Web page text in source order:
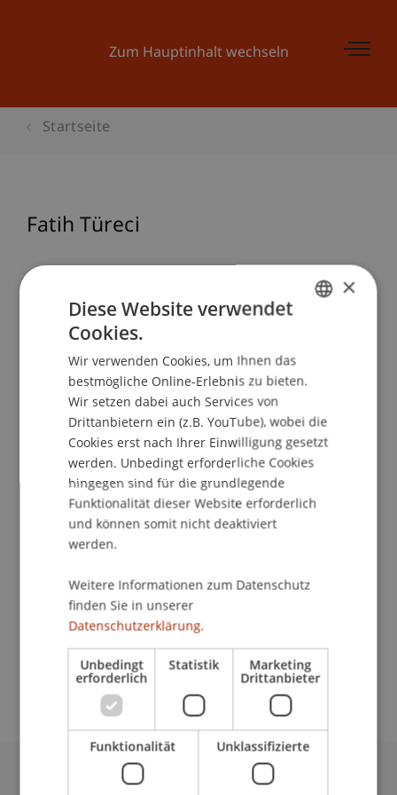
Zum Hauptinhalt wechseln
Startseite
Fatih Türeci
Studentischer Mitarbeiter
Earth Hub
Universität Liechtenstein
9490 Vaduz
Liechtenstein
fatih.tuereci@uni.li
Universität Liechtenstein
×
Diese Website verwendet
Cookies.
Wir verwenden Cookies, um Ihnen das
bestmögliche Online-Erlebnis zu bieten.
Wir setzen dabei auch Services von
Drittanbietern ein (z.B. YouTube), wobei die
Cookies erst nach Ihrer Einwilligung gesetzt
werden. Unbedingt erforderliche Cookies
hingegen sind für die grundlegende
Funktionalität dieser Website erforderlich
und können somit nicht deaktiviert
werden.
Weitere Informationen zum Datenschutz
finden Sie in unserer
Datenschutzerklärung.
Unbedingt
erforderlich
Statistik Marketing
Drittanbieter
Funktionalität Unklassifizierte